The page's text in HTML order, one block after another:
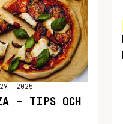
29, 2025
– TIPS OCH